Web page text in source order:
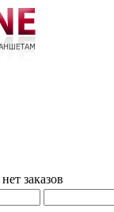
нет заказов